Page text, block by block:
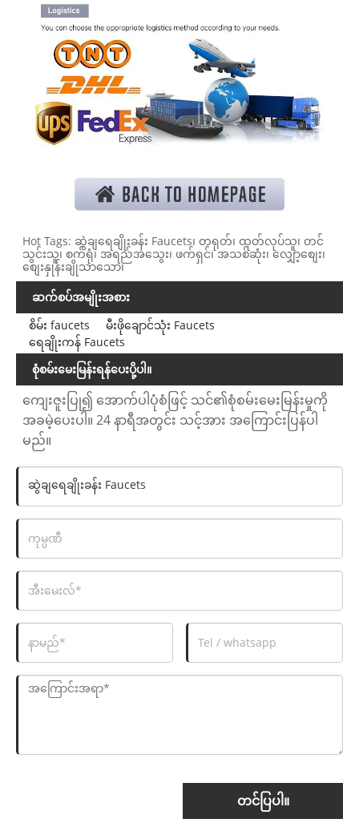
Hot Tags: ဆွဲချရေချိုးခန်း Faucets၊ တရုတ်၊ ထုတ်လုပ်သူ၊ တင်
သွင်းသူ၊ စက်ရုံ၊ အရည်အသွေး၊ ဖက်ရှင်၊ အသစ်ဆုံး၊ လျှော့စျေး၊
စျေးနှုန်းချိုသာသော၊
ဆက်စပ်အမျိုးအစား
စိမ်း faucets
မီးဖိုချောင်သုံး Faucets
ရေချိုးကန် Faucets
စုံစမ်းမေးမြန်းရန်ပေးပို့ပါ။
ကျေးဇူးပြု၍ အောက်ပါပုံစံဖြင့် သင်၏စုံစမ်းမေးမြန်းမှုကို
အခမဲ့ပေးပါ။ 24 နာရီအတွင်း သင့်အား အကြောင်းပြန်ပါ
မည်။
တင်ပြပါ။